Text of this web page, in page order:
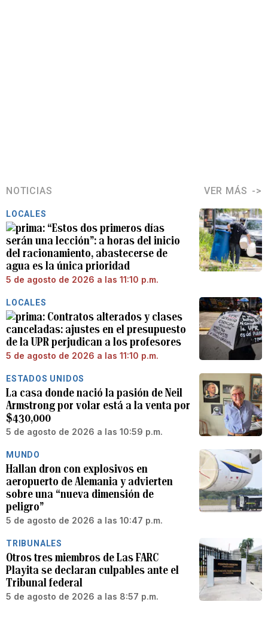
NOTICIAS VER MÁS
LOCALES
“Estos dos primeros días
serán una lección”: a horas del inicio
del racionamiento, abastecerse de
agua es la única prioridad
5 de agosto de 2026 a las 11:10 p.m.
LOCALES
Contratos alterados y clases
canceladas: ajustes en el presupuesto
de la UPR perjudican a los profesores
5 de agosto de 2026 a las 11:10 p.m.
ESTADOS UNIDOS
La casa donde nació la pasión de Neil
Armstrong por volar está a la venta por
$430,000
5 de agosto de 2026 a las 10:59 p.m.
MUNDO
Hallan dron con explosivos en
aeropuerto de Alemania y advierten
sobre una “nueva dimensión de
peligro”
5 de agosto de 2026 a las 10:47 p.m.
TRIBUNALES
Otros tres miembros de Las FARC
Playita se declaran culpables ante el
Tribunal federal
5 de agosto de 2026 a las 8:57 p.m.